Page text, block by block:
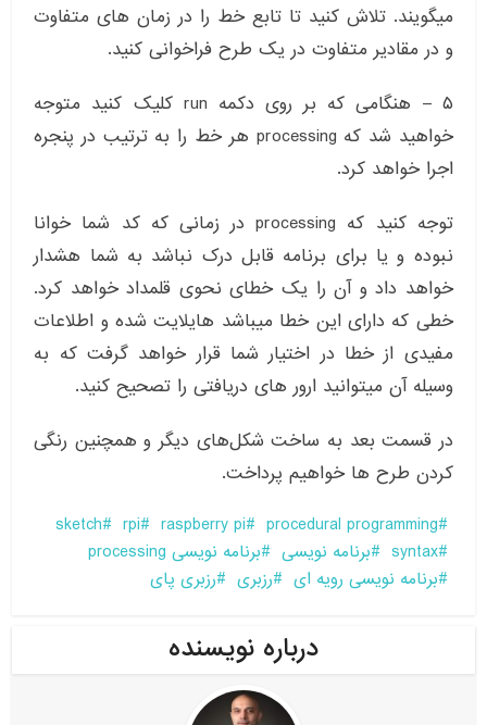
میگویند. تلاش کنید تا تابع خط را در زمان های متفاوت
و در مقادیر متفاوت در یک طرح فراخوانی کنید.
۵ – هنگامی که بر روی دکمه run کلیک کنید متوجه
خواهید شد که processing هر خط را به ترتیب در پنجره
اجرا خواهد کرد.
توجه کنید که processing در زمانی که کد شما خوانا
نبوده و یا برای برنامه قابل درک نباشد به شما هشدار
خواهد داد و آن را یک خطای نحوی قلمداد خواهد کرد.
خطی که دارای این خطا میباشد هایلایت شده و اطلاعات
مفیدی از خطا در اختیار شما قرار خواهد گرفت که به
وسیله آن میتوانید ارور های دریافتی را تصحیح کنید.
در قسمت بعد به ساخت شکل‌های دیگر و همچنین رنگی
کردن طرح ها خواهیم پرداخت.
procedural programming
raspberry pi
rpi
sketch
syntax
برنامه نویسی
برنامه نویسی processing
برنامه نویسی رویه ای
رزبری رزبری پای
درباره نویسنده